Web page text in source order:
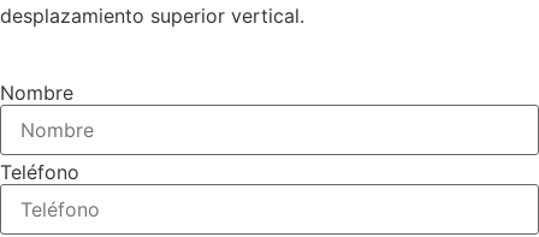
desplazamiento superior vertical.
Nombre
Teléfono